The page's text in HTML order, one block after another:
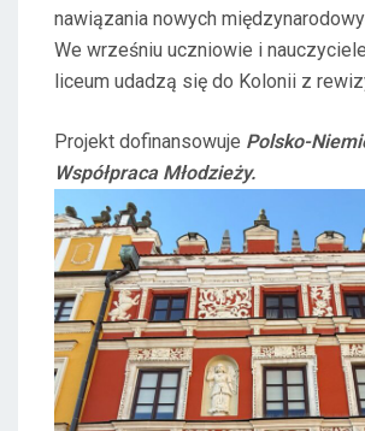
nawiązania nowych
We wrześniu uczniowie i
liceum udadzą się do Kolonii z
Projekt dofinansowuje Polsko-
Współpraca Młodzieży.